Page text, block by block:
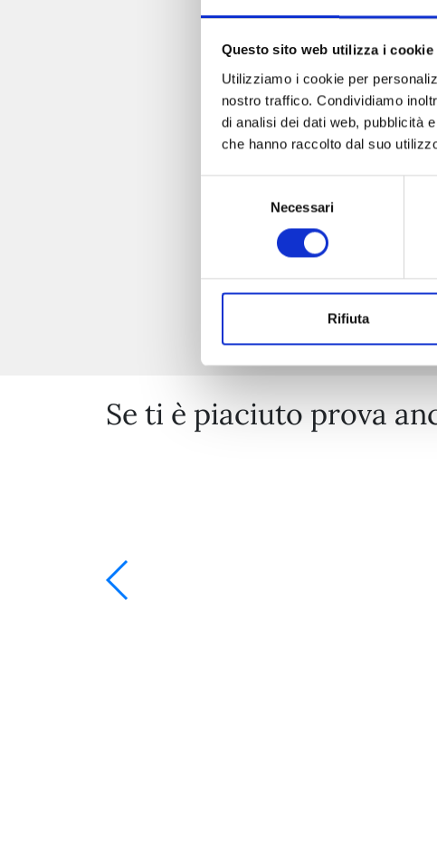
Questo sito web utilizza i cookie
Utilizziamo i cookie per
nostro traffico. Condividiamo
di analisi dei dati web, pubblicità
che hanno raccolto dal suo
Necessari
Rifiuta
Se ti è piaciuto prova